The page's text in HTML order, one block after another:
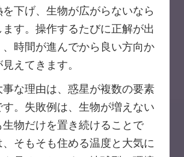
下げ、生物が広がらないなら
す。操作するたびに正解が出
、時間が進んでから良い方向か
えてきます。
事な理由は、惑星が複数の要素
。失敗例は、生物が増えない
物だけを置き続けることで
そもそも住める温度と大気に